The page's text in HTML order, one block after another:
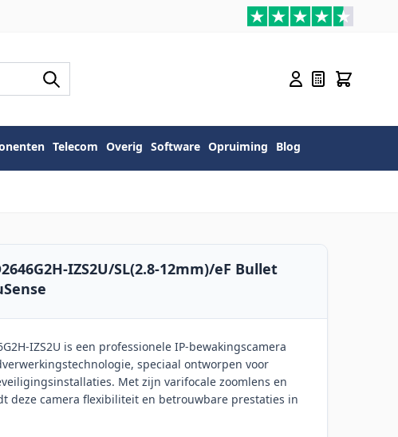
Telecom Overig Software Opruiming Blog
IZS2U/SL(2.8-12mm)/eF Bullet
IZS2U is een professionele IP-bewakingscamera
speciaal ontworpen voor
Met zijn varifocale zoomlens en
deze camera flexibiliteit en betrouwbare prestaties in